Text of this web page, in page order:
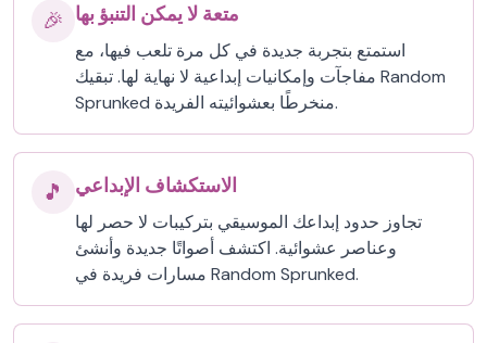
🎉 متعة لا يمكن التنبؤ بها
استمتع بتجربة جديدة في كل مرة تلعب فيها، مع
مفاجآت وإمكانيات إبداعية لا نهاية لها. تبقيك Random
Sprunked منخرطًا بعشوائيته الفريدة.
🎵 الاستكشاف الإبداعي
تجاوز حدود إبداعك الموسيقي بتركيبات لا حصر لها
وعناصر عشوائية. اكتشف أصواتًا جديدة وأنشئ
مسارات فريدة في Random Sprunked.